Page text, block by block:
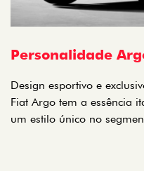
Personalidade
Design esportivo e
Fiat Argo tem a essência
um estilo único no